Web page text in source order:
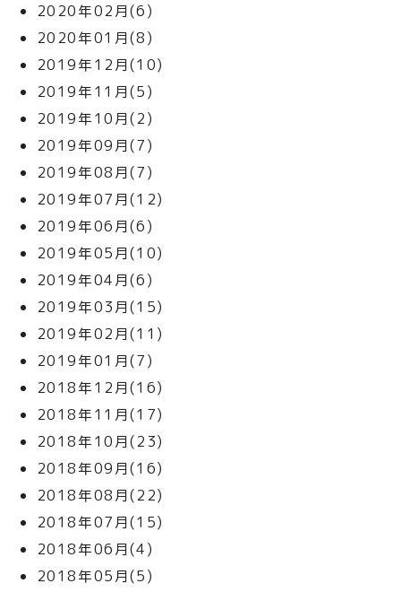
2020年02月(6)
2020年01月(8)
2019年12月(10)
2019年11月(5)
2019年10月(2)
2019年09月(7)
2019年08月(7)
2019年07月(12)
2019年06月(6)
2019年05月(10)
2019年04月(6)
2019年03月(15)
2019年02月(11)
2019年01月(7)
2018年12月(16)
2018年11月(17)
2018年10月(23)
2018年09月(16)
2018年08月(22)
2018年07月(15)
2018年06月(4)
2018年05月(5)